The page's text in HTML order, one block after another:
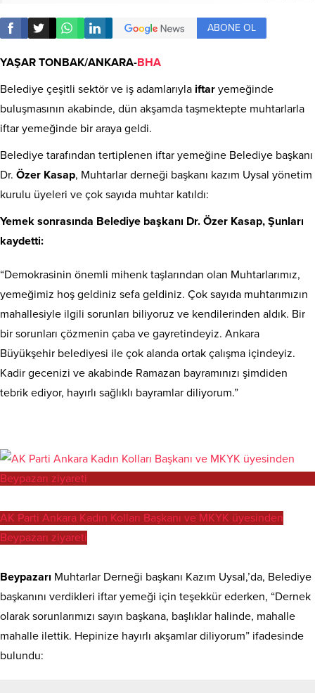
ABONE OL
YAŞAR TONBAK/ANKARA-BHA
Belediye çeşitli sektör ve iş adamlarıyla iftar yemeğinde
buluşmasının akabinde, dün akşamda taşmektepte muhtarlarla
iftar yemeğinde bir araya geldi.
Belediye tarafından tertiplenen iftar yemeğine Belediye başkanı
Dr. Özer Kasap, Muhtarlar derneği başkanı kazım Uysal yönetim
kurulu üyeleri ve çok sayıda muhtar katıldı:
Yemek sonrasında Belediye başkanı Dr. Özer Kasap, Şunları
kaydetti:
“Demokrasinin önemli mihenk taşlarından olan Muhtarlarımız,
yemeğimiz hoş geldiniz sefa geldiniz. Çok sayıda muhtarımızın
mahallesiyle ilgili sorunları biliyoruz ve kendilerinden aldık. Bir
bir sorunları çözmenin çaba ve gayretindeyiz. Ankara
Büyükşehir belediyesi ile çok alanda ortak çalışma içindeyiz.
Kadir gecenizi ve akabinde Ramazan bayramınızı şimdiden
tebrik ediyor, hayırlı sağlıklı bayramlar diliyorum.”
AK Parti Ankara Kadın Kolları Başkanı ve MKYK üyesinden
Beypazarı ziyareti
Beypazarı Muhtarlar Derneği başkanı Kazım Uysal,’da, Belediye
başkanını verdikleri iftar yemeği için teşekkür ederken, “Dernek
olarak sorunlarımızı sayın başkana, başlıklar halinde, mahalle
mahalle ilettik. Hepinize hayırlı akşamlar diliyorum” ifadesinde
bulundu: